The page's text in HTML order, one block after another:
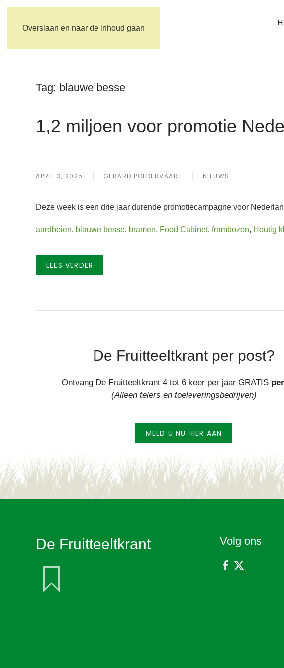
Overslaan en naar de inhoud gaan
Tag: blauwe besse
1,2 miljoen voor promotie
APRIL 3, 2025 GERARD POLDERVAART NIEUWS
Deze week is een drie jaar durende promotiecampagne voor
aardbeien, blauwe besse, bramen, Food Cabinet, frambozen, Houtig
LEES VERDER
De Fruitteeltkrant per post?
Ontvang De Fruitteeltkrant 4 tot 6 keer per jaar GRATIS
(Alleen telers en toeleveringsbedrijven)
MELD U NU HIER AAN
De Fruitteeltkrant Volg ons